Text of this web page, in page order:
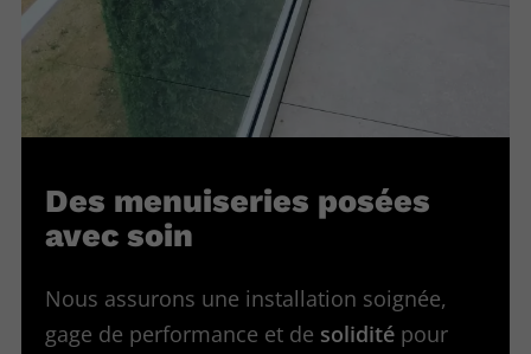
Des menuiseries posées
avec soin
Nous assurons une installation soignée,
gage de performance et de soliditépour